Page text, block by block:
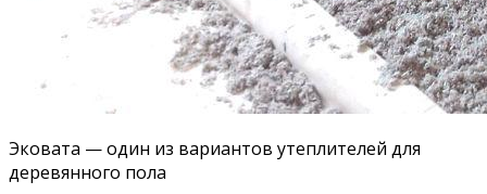
Эковата — один из вариантов утеплителей для
деревянного пола